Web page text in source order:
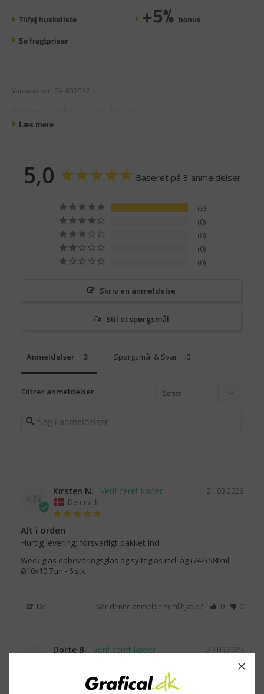
Tilføj huskeliste +5% bonus
Se fragtpriser
Varenummer: PA-697912
Læs mere
5,0 Baseret på 3 anmeldelser
3
0
0
0
0
Skriv en anmeldelse
Stil et spørgsmål
Anmeldelser Spørgsmål & Svar
Filtrer anmeldelser
21.03.2026
Kirsten N.
Denmark
Alt i orden
Hurtig levering; forsvarligt pakket ind.
Weck glas opbevaringsglas og sylteglas incl låg (742) 580ml
Ø10x10,7cm - 6 stk
Del Var denne anmeldelse til hjælp? 0 0
DB
20.09.2025
Dorte B.
Opbevaringsplads